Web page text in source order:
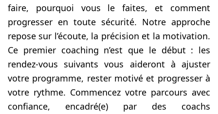
faire, pourquoi vous le faites, et comment
progresser en toute sécurité. Notre approche
repose sur l’écoute, la précision et la motivation.
Ce premier coaching n’est que le début : les
rendez-vous suivants vous aideront à ajuster
votre programme, rester motivé et progresser à
votre rythme. Commencez votre parcours avec
confiance, encadré(e) par des coachs